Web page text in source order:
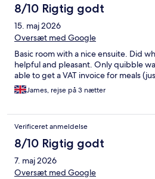
8/10 Rigtig godt
15. maj 2026
Oversæt med Google
Basic room with a nice ensuite. Did
helpful and pleasant. Only quibble
able to get a VAT invoice for meals
James, rejse på 3 nætter
Verificeret anmeldelse
8/10 Rigtig godt
7. maj 2026
Oversæt med Google